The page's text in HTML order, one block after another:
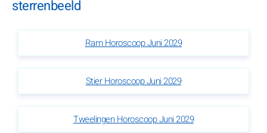
sterrenbeeld
Ram Horoscoop Juni 2029
Stier Horoscoop Juni 2029
Tweelingen Horoscoop Juni 2029